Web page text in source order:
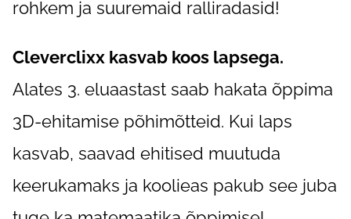
rohkem ja suuremaid ralliradasid!
Cleverclixx kasvab koos lapsega.
Alates 3. eluaastast saab hakata õppima
3D-ehitamise põhimõtteid. Kui laps
kasvab, saavad ehitised muutuda
keerukamaks ja koolieas pakub see juba